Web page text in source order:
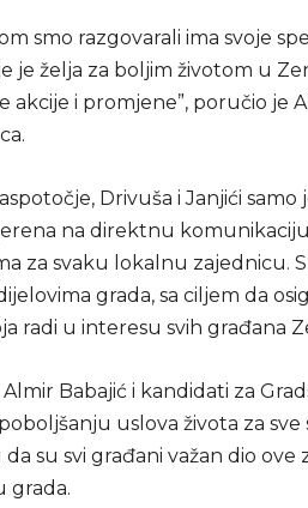
smo razgovarali ima svoje
je želja za boljim životom u
akcije i promjene”, poručio je
Drivuša i Janjići
na direktnu
za svaku lokalnu zajednicu.
grada, sa ciljem da
radi u interesu svih građana
Babajić i kandidati za
uslova života za
su svi građani važan dio
grada.